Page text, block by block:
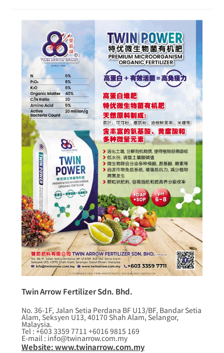
Twin Arrow Fertilizer Sdn. Bhd.
No. 36-1F, Jalan Setia Perdana BF U13/BF, Bandar Setia
Alam, Seksyen U13, 40170 Shah Alam, Selangor,
Malaysia.
Tel : +603 3359 7711 +6016 9815 169
E-mail : info@twinarrow.com.my
Website: www.twinarrow.com.my